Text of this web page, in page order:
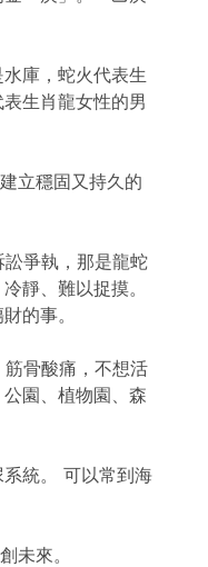
庫，蛇火代表生
生肖龍女性的男
立穩固又持久的
爭執，那是龍蛇
靜、難以捉摸。
的事。
骨酸痛，不想活
園、植物園、森
統。 可以常到海
未來。